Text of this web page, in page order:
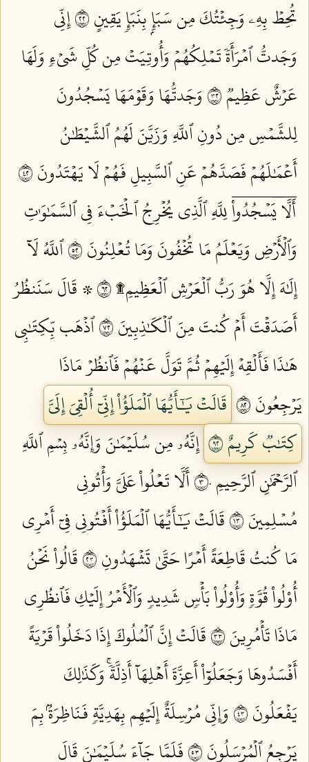
تُحِطۡ بِهِۦ وَجِئۡتُكَ مِن سَبَإِۭ بِنَبَإٖ يَقِينٍ ٢٢
إِنِّي
وَجَدتُّ ٱمۡرَأَةٗ تَمۡلِكُهُمۡ وَأُوتِيَتۡ مِن كُلِّ شَيۡءٖ وَلَهَا
عَرۡشٌ عَظِيمٞ ٢٣
وَجَدتُّهَا وَقَوۡمَهَا يَسۡجُدُونَ
لِلشَّمۡسِ مِن دُونِ ٱللَّهِ وَزَيَّنَ لَهُمُ ٱلشَّيۡطَٰنُ
أَعۡمَٰلَهُمۡ فَصَدَّهُمۡ عَنِ ٱلسَّبِيلِ فَهُمۡ لَا يَهۡتَدُونَ ٢٤
أَلَّاۤ يَسۡجُدُواْۤ لِلَّهِ ٱلَّذِي يُخۡرِجُ ٱلۡخَبۡءَ فِي ٱلسَّمَٰوَٰتِ
وَٱلۡأَرۡضِ وَيَعۡلَمُ مَا تُخۡفُونَ وَمَا تُعۡلِنُونَ ٢٥
ٱللَّهُ لَآ
إِلَٰهَ إِلَّا هُوَ رَبُّ ٱلۡعَرۡشِ ٱلۡعَظِيمِ۩ ٢٦
۞ قَالَ سَنَنظُرُ
أَصَدَقۡتَ أَمۡ كُنتَ مِنَ ٱلۡكَٰذِبِينَ ٢٧
ٱذۡهَب بِّكِتَٰبِي
هَٰذَا فَأَلۡقِهۡ إِلَيۡهِمۡ ثُمَّ تَوَلَّ عَنۡهُمۡ فَٱنظُرۡ مَاذَا
يَرۡجِعُونَ ٢٨
قَالَتۡ يَٰٓأَيُّهَا ٱلۡمَلَؤُاْ إِنِّيٓ أُلۡقِيَ إِلَيَّ
كِتَٰبٞ كَرِيمٌ ٢٩
إِنَّهُۥ مِن سُلَيۡمَٰنَ وَإِنَّهُۥ بِسۡمِ ٱللَّهِ
ٱلرَّحۡمَٰنِ ٱلرَّحِيمِ ٣٠
أَلَّا تَعۡلُواْ عَلَيَّ وَأۡتُونِي
مُسۡلِمِينَ ٣١
قَالَتۡ يَٰٓأَيُّهَا ٱلۡمَلَؤُاْ أَفۡتُونِي فِيٓ أَمۡرِي
مَا كُنتُ قَاطِعَةً أَمۡرًا حَتَّىٰ تَشۡهَدُونِ ٣٢
قَالُواْ نَحۡنُ
أُوْلُواْ قُوَّةٖ وَأُوْلُواْ بَأۡسٖ شَدِيدٖ وَٱلۡأَمۡرُ إِلَيۡكِ فَٱنظُرِي
مَاذَا تَأۡمُرِينَ ٣٣
قَالَتۡ إِنَّ ٱلۡمُلُوكَ إِذَا دَخَلُواْ قَرۡيَةً
أَفۡسَدُوهَا وَجَعَلُوٓاْ أَعِزَّةَ أَهۡلِهَآ أَذِلَّةٗۚ وَكَذَٰلِكَ
يَفۡعَلُونَ ٣٤
وَإِنِّي مُرۡسِلَةٌ إِلَيۡهِم بِهَدِيَّةٖ فَنَاظِرَةُۢ بِمَ
يَرۡجِعُ ٱلۡمُرۡسَلُونَ ٣٥
فَلَمَّا جَآءَ سُلَيۡمَٰنَ قَالَ